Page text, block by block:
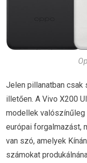
Jelen pillanatban csak
illetően. A Vivo X200
modellek valószínűleg
európai forgalmazást,
van szó, amelyek
számokat